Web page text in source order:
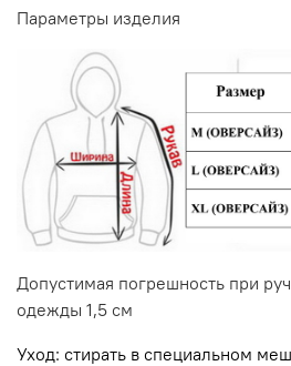
Параметры изделия
Допустимая погрешность при
одежды 1,5 см
Уход: стирать в специальном